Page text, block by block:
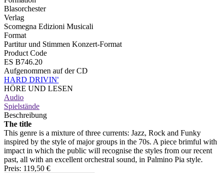
Blasorchester
Verlag
Scomegna Edizioni Musicali
Format
Partitur und Stimmen Konzert-Format
Product Code
ES B746.20
Aufgenommen auf der CD
HARD DRIVIN'
HÖRE UND LESEN
Audio
Spielstände
Beschreibung
The title
This genre is a mixture of three currents: Jazz, Rock and Funky
inspired by the style of major groups in the 70s. A piece brimful with
impact in which the public will recognise the styles from our recent
past, all with an excellent orchestral sound, in Palmino Pia style.
Preis: 119,50 €